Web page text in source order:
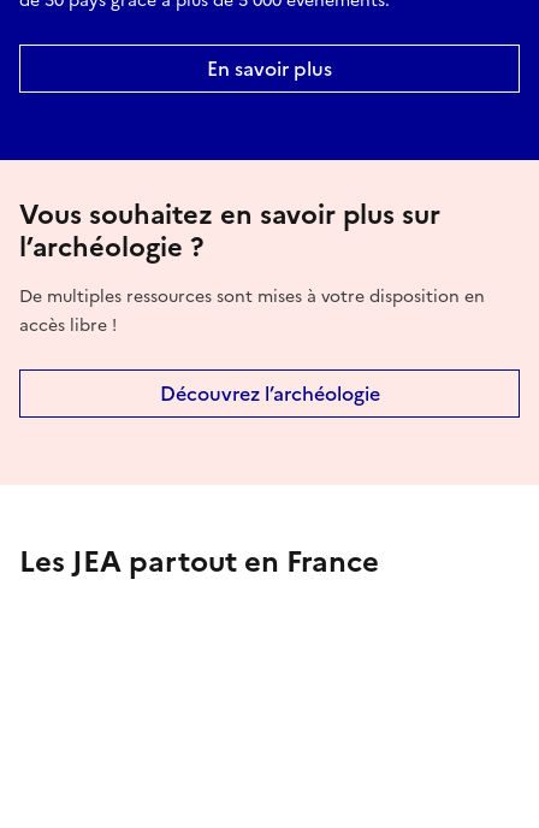
En savoir plus
Vous souhaitez en savoir plus sur
l’archéologie ?
De multiples ressources sont mises à votre disposition en
accès libre !
Découvrez l’archéologie
Les JEA partout en France